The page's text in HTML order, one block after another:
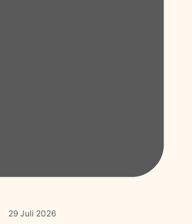
29 Juli 2026